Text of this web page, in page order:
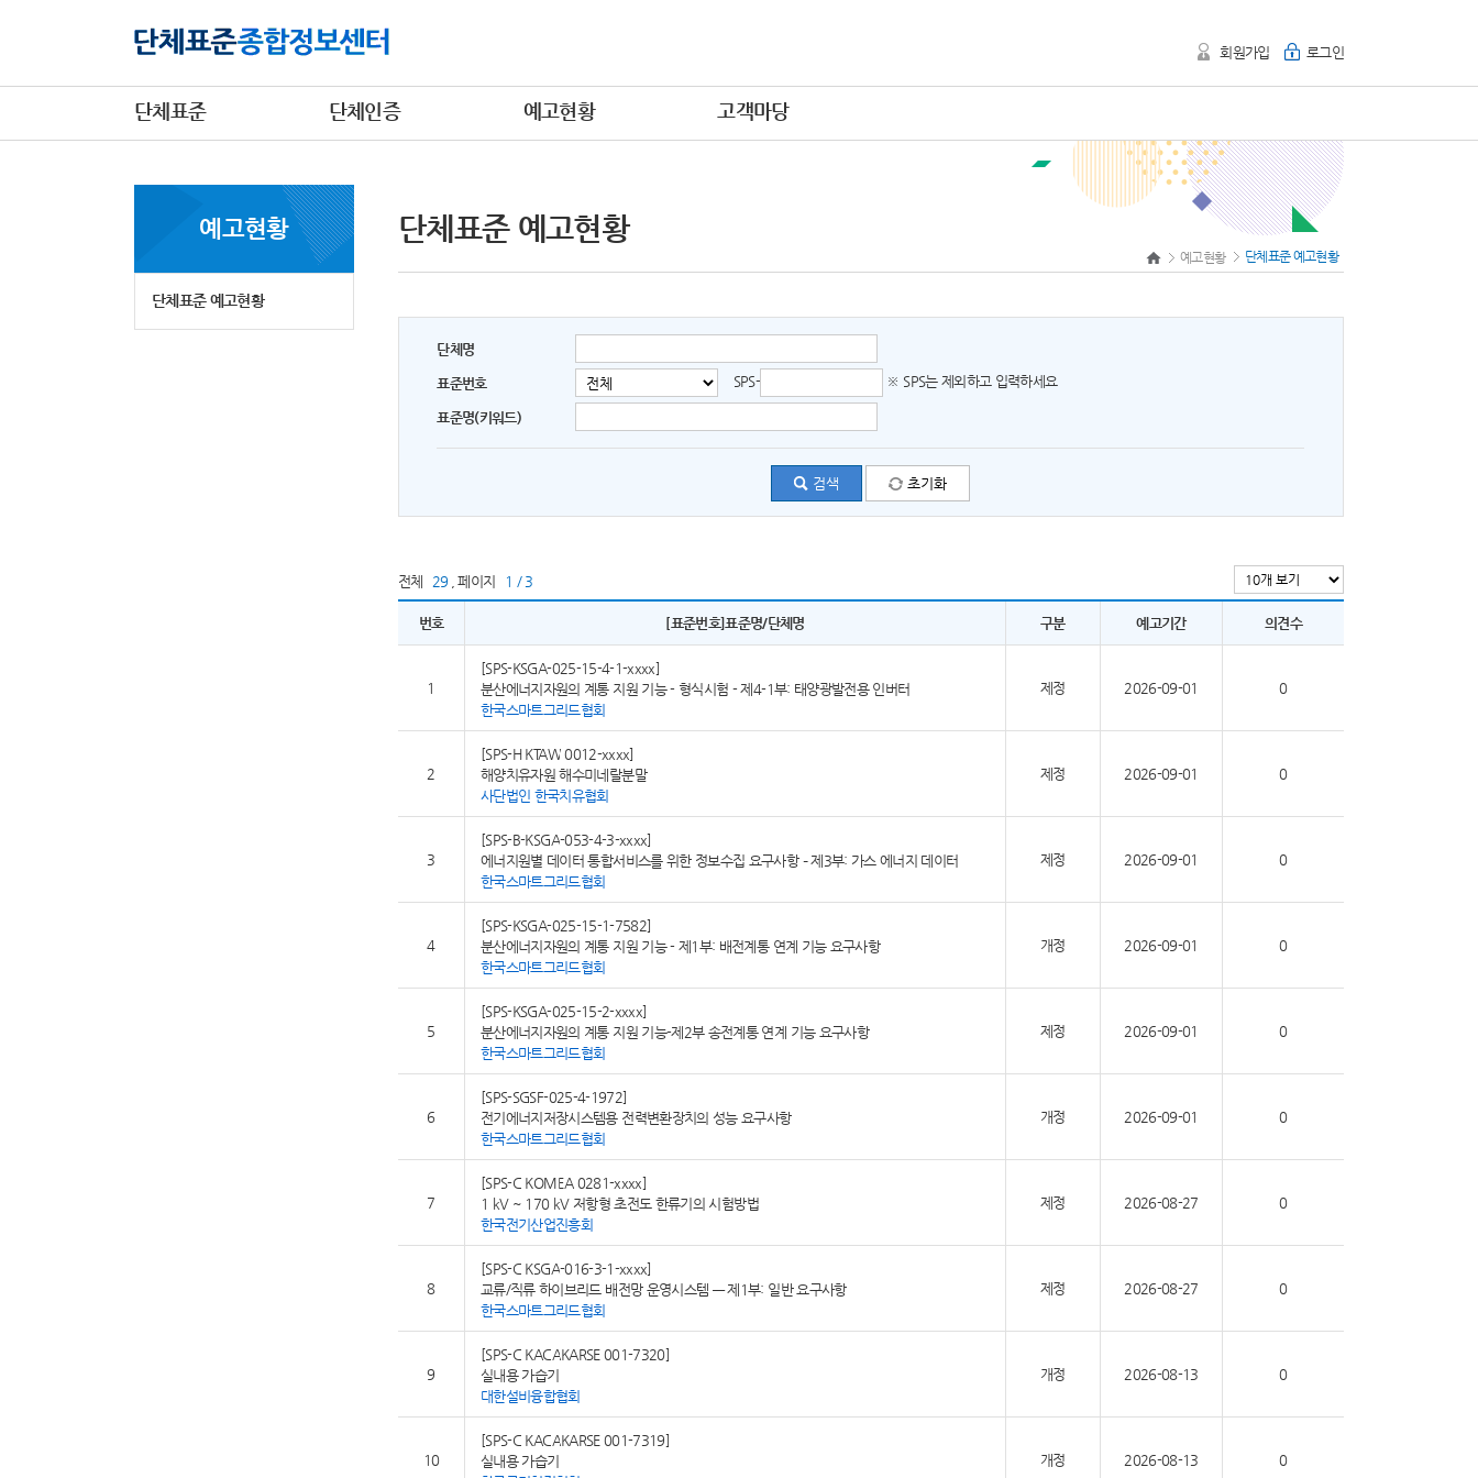
회원가입 로그인
단체표준 단체인증 예고현황 고객마당
예고현황
단체표준 예고현황
단체표준 예고현황
예고현황 단체표준 예고현황
단체명
표준번호 SPS- ※ SPS는 제외하고 입력하세요
표준명(키워드)
전체 29 페이지 1 / 3
번호 [표준번호]표준명/단체명 구분 예고기간 의견수
1
[SPS-KSGA-025-15-4-1-xxxx]
분산에너지자원의 계통 지원 기능 - 형식시험 - 제4-1부: 태양광발전용 인버터
한국스마트그리드협회
제정 2026-09-01 0
2
[SPS-H KTAW 0012-xxxx]
해양치유자원 해수미네랄분말
사단법인 한국치유협회
제정 2026-09-01 0
3
[SPS-B-KSGA-053-4-3-xxxx]
에너지원별 데이터 통합서비스를 위한 정보수집 요구사항 – 제3부: 가스 에너지 데이터
한국스마트그리드협회
제정 2026-09-01 0
4
[SPS-KSGA-025-15-1-7582]
분산에너지자원의 계통 지원 기능 - 제1부: 배전계통 연계 기능 요구사항
한국스마트그리드협회
개정 2026-09-01 0
5
[SPS-KSGA-025-15-2-xxxx]
분산에너지자원의 계통 지원 기능-제2부 송전계통 연계 기능 요구사항
한국스마트그리드협회
제정 2026-09-01 0
6
[SPS-SGSF-025-4-1972]
전기에너지저장시스템용 전력변환장치의 성능 요구사항
한국스마트그리드협회
개정 2026-09-01 0
7
[SPS-C KOMEA 0281-xxxx]
1 kV ~ 170 kV 저항형 초전도 한류기의 시험방법
한국전기산업진흥회
제정 2026-08-27 0
8
[SPS-C KSGA-016-3-1-xxxx]
교류/직류 하이브리드 배전망 운영시스템 — 제1부: 일반 요구사항
한국스마트그리드협회
제정 2026-08-27 0
9
[SPS-C KACAKARSE 001-7320]
실내용 가습기
대한설비융합협회
개정 2026-08-13 0
10
[SPS-C KACAKARSE 001-7319]
실내용 가습기
개정 2026-08-13 0